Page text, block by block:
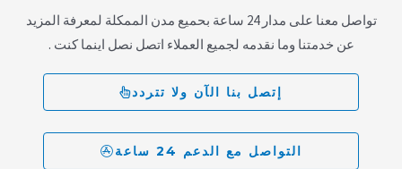
تواصل معنا على مدار 24 ساعة بحميع مدن الممكلة لمعرفة المزيد
عن خدمتنا وما نقدمه لجميع العملاء اتصل نصل اينما كنت .
إتصل بنا الآن ولا تتردد
التواصل مع الدعم 24 ساعة